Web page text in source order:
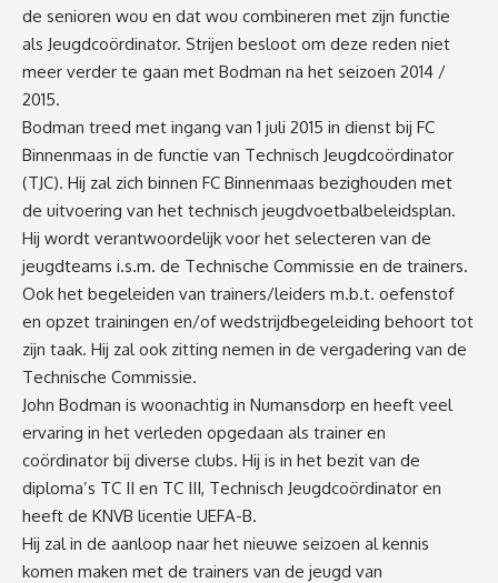
de senioren wou en dat wou combineren met zijn functie
als Jeugdcoördinator. Strijen besloot om deze reden niet
meer verder te gaan met Bodman na het seizoen 2014 /
2015.
Bodman treed met ingang van 1 juli 2015 in dienst bij FC
Binnenmaas in de functie van Technisch Jeugdcoördinator
(TJC). Hij zal zich binnen FC Binnenmaas bezighouden met
de uitvoering van het technisch jeugdvoetbalbeleidsplan.
Hij wordt verantwoordelijk voor het selecteren van de
jeugdteams i.s.m. de Technische Commissie en de trainers.
Ook het begeleiden van trainers/leiders m.b.t. oefenstof
en opzet trainingen en/of wedstrijdbegeleiding behoort tot
zijn taak. Hij zal ook zitting nemen in de vergadering van de
Technische Commissie.
John Bodman is woonachtig in Numansdorp en heeft veel
ervaring in het verleden opgedaan als trainer en
coördinator bij diverse clubs. Hij is in het bezit van de
diploma’s TC II en TC III, Technisch Jeugdcoördinator en
heeft de KNVB licentie UEFA-B.
Hij zal in de aanloop naar het nieuwe seizoen al kennis
komen maken met de trainers van de jeugd van